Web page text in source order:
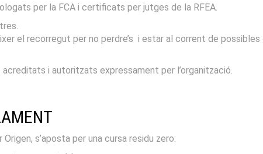
per la FCA i certificats per jutges de la RFEA.
el recorregut per no perdre’s i estar al corrent de possibles
i autoritzats expressament per l’organització.
s’aposta per una cursa residu zero: